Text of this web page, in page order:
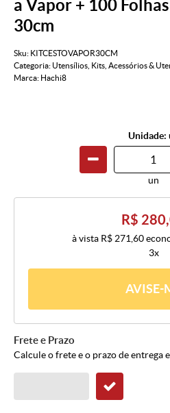
a Vapor + 100
30cm
Sku: KITCESTOVAPOR30CM
Categoria: Utensílios Kits Acessórios &
Marca: Hachi8
Unidade:
un
R$
à vista R$ 271,60
3x
AVISE-
Frete e Prazo
Calcule o frete e o prazo de entrega